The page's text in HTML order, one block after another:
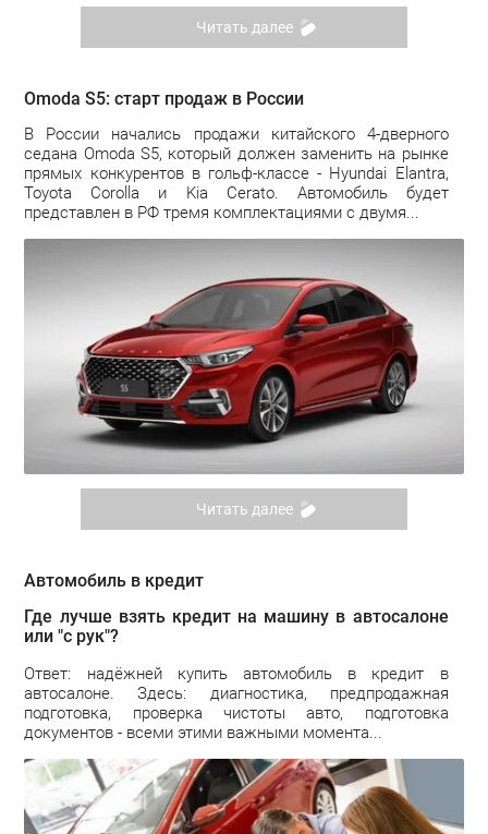
Читать далее
Omoda S5: старт продаж в России
В России начались продажи китайского 4-дверного
седана Omoda S5, который должен заменить на рынке
прямых конкурентов в гольф-классе - Hyundai Elantra,
Toyota Corolla и Kia Cerato. Автомобиль будет
представлен в РФ тремя комплектациями с двумя...
Читать далее
Автомобиль в кредит
Где лучше взять кредит на машину в автосалоне
или "с рук"?
Ответ: надёжней купить автомобиль в кредит в
автосалоне. Здесь: диагностика, предпродажная
подготовка, проверка чистоты авто, подготовка
документов - всеми этими важными момента...